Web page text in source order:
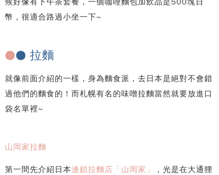
幣，很適合路過小坐一下~
●● 拉麵
就像前面介紹的一樣，身為麵食派，去日本是絕對不會錯
過他們的麵食的！而札幌有名的味噌拉麵當然就要放進口
袋名單裡~
山岡家拉麵
第一間先介紹日本連鎖拉麵店「山岡家」 ，光是在大通狸